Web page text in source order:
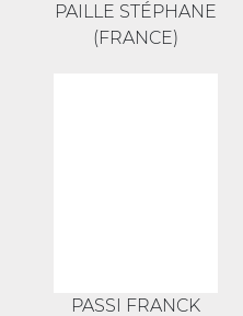
PAILLE STÉPHANE
(FRANCE)
PASSI FRANCK